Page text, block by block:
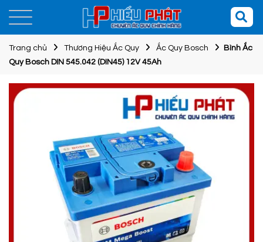
Trang chủ Thương Hiệu Ắc Quy Ắc Quy Bosch
Bình Ắc
Quy Bosch DIN 545.042 (DIN45) 12V 45Ah